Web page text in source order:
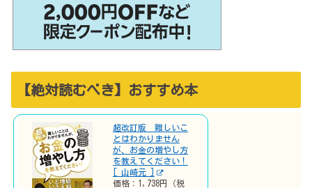
【絶対読むべき】おすすめ本
超改訂版 難しいこ
とはわかりません
が、お金の増やし方
を教えてください！
[ 山崎元 ]
価格：1,738円（税